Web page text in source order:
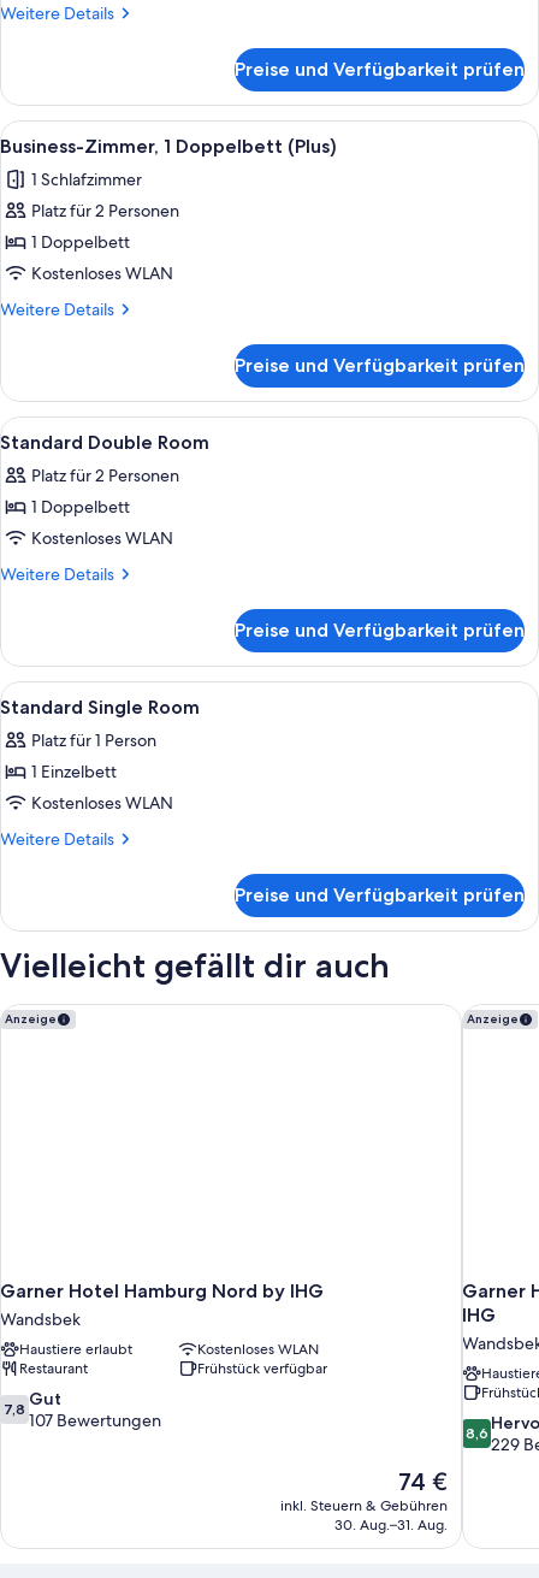
Weitere Details
Weitere
1 Einzelbett
Preise und Verfügbarkeit prüfen
Alle
Fotos
für
Business-
Zimmer,
1
Doppelbett
Ein Badezimmer mit einem weißen
3
Business-Zimmer, 1 Doppelbett (Plus)
1 Schlafzimmer
Platz für 2 Personen
1 Doppelbett
Kostenloses WLAN
Weitere Details
Weitere
Zimmer,
Doppelbett
Preise und Verfügbarkeit prüfen
Alle
Fotos
für
Standard
Double
Room
Ein Empfangsbereich mit
18
Standard Double Room
Platz für 2 Personen
1 Doppelbett
Kostenloses WLAN
Weitere Details
Weitere
Double
Room
Preise und Verfügbarkeit prüfen
Alle
Fotos
für
Standard
Single
Room
Ein Empfangsbereich mit
18
Standard Single Room
Platz für 1 Person
1 Einzelbett
Kostenloses WLAN
Weitere Details
Weitere
Single
Preise und Verfügbarkeit prüfen
Vielleicht gefällt dir auch
Anzeige
Garner Hotel Hamburg Nord by IHG
Wandsbek
Haustiere erlaubt
Kostenloses WLAN
Restaurant
Frühstück verfügbar
7.8
von
7,8 Gut
107 Bewertungen
Der
Preis
beträgt
74 €
inkl. Steuern & Gebühren
30. Aug.–31. Aug.
Garner Hotel Hamburg Nord by IHG Anzeige
Garner
IHG
8.6
von
8,6
229
Garner